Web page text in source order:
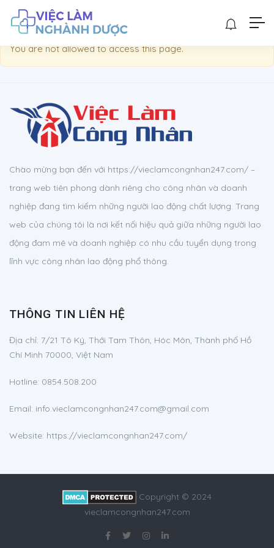
Show Sidebar
You are not allowed to access this page.
Chào mừng bạn đến với https://vieclamcongnhan247.com/ –
trang web tiên phong dành riêng cho công nhân và doanh
nghiệp đang tìm kiếm những người lao động chất lượng. Trang
web của chúng tôi là nơi kết nối hiệu quả giữa những người lao
động đam mê và doanh nghiệp có nhu cầu tuyển dụng trong
lĩnh vực công nhân lao động phổ thông.
THÔNG TIN LIÊN HỆ
Địa chỉ: 7/21 Tô Ký, Thới Tam Thôn, Hóc Môn, Thành phố Hồ
Chí Minh 70000, Việt Nam
Hotline: 0854.508.200
Email: info.vieclamcongnhan247.com@gmail.com
Website: https://vieclamcongnhan247.com/
Copyright © 2024
vieclamcongnhan247.com